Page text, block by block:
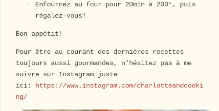
Enfournez au four pour 20min à 200°, puis
régalez-vous!
Bon appétit!
Pour être au courant des dernières recettes
toujours aussi gourmandes, n'hésitez pas à me
suivre sur Instagram juste
ici: https://www.instagram.com/charlotteandcooki
ng/